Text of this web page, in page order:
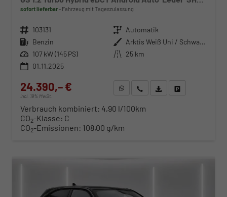
sofort lieferbar Fahrzeug mit Tageszulassung
Fahrzeugnr. 103131 Getriebe Automatik
Kraftstoff Benzin Außenfarbe
Arktis Weiß Uni / Schwarzes Dach
Leistung 107 kW (145 PS) Kilometerstand 25 km
01.11.2025
24.390,– €
incl. 19% MwSt.
WhatsApp anfragen
Wir rufen Sie anFahrzeugexposé (PDF)
Verbrauch kombiniert: 4,90 l/100km
CO2-Klasse: C
CO2-Emissionen: 108,00 g/km